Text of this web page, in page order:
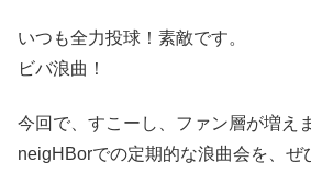
いつも全力投球！素敵です。
ビバ浪曲！
今回で、すこーし、ファン層が増え
neigHBorでの定期的な浪曲会を、ぜ